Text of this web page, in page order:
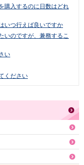
購入するのに日数はどれ
いつ行えば良いですか
いのですが、兼務するこ
い
ください